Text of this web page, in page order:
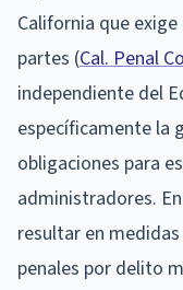
California que
partes (Cal. Penal
independiente del
específicamente la
obligaciones para
administradores.
resultar en
penales por delito